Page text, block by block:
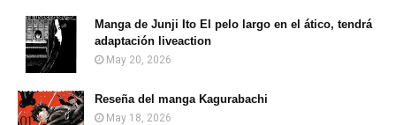
Manga de Junji Ito El pelo largo en el ático, tendrá
adaptación liveaction
May 20, 2026
Reseña del manga Kagurabachi
May 18, 2026